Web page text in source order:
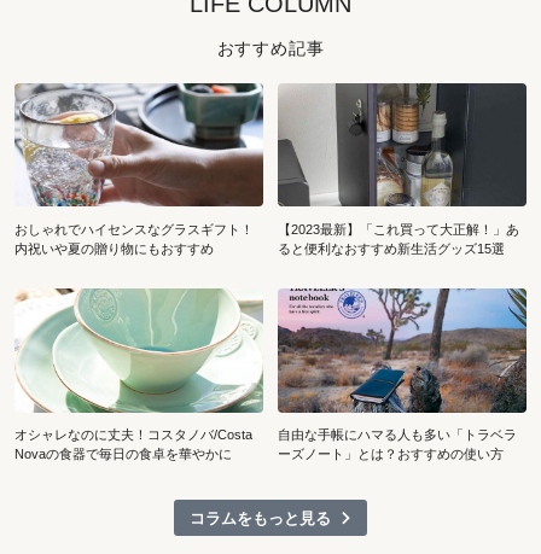
おすすめ記事
おしゃれでハイセンスなグラスギフト！
内祝いや夏の贈り物にもおすすめ
【2023最新】「これ買って大正解！」あ
ると便利なおすすめ新生活グッズ15選
オシャレなのに丈夫！コスタノバ/Costa
Novaの食器で毎日の食卓を華やかに
自由な手帳にハマる人も多い「トラベラ
ーズノート」とは？おすすめの使い方
コラムをもっと見る